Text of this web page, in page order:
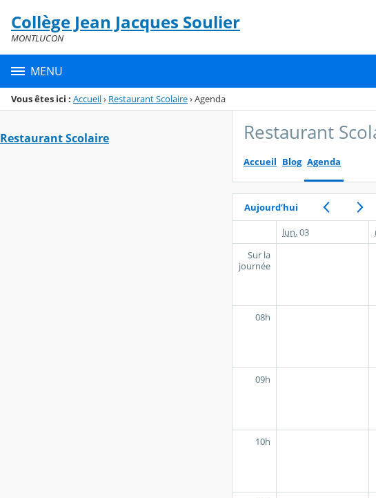
Menu de la rubrique
Contenu
Collège Jean Jacques Soulier
MONTLUCON
MENU
Vous êtes ici : Accueil› Restaurant Scolaire›Agenda
Restaurant Scolaire Restaurant
Accueil Blog Agenda
Aujourd’hui
lun.03
Sur la
journée
08h
09h
10h